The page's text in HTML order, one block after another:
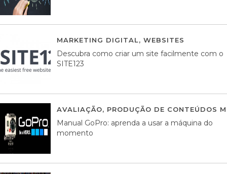
MARKETING DIGITAL, WEBSITES
Descubra como criar um site facilmente com o
SITE123
AVALIAÇÃO, PRODUÇÃO DE CONTEÚDOS
Manual GoPro: aprenda a usar a máquina do
momento